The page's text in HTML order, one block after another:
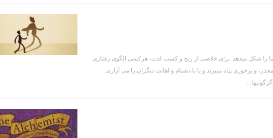
را شکل میدهد. برای خلاصی از رنج و کسب لذت، هرکسی الگوی رفتاری
و پرخوری پناه میبرند و یا با دشنام و اهانت دیگران را می آزارند.